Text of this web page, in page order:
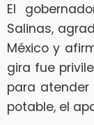
El
Salinas,
México y
gira fue
para
potable, el